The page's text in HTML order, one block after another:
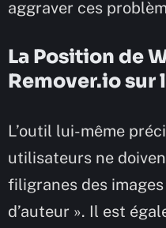
aggraver ces
La Position de
Remover.io sur
L’outil lui-même
utilisateurs ne
filigranes des
d’auteur ». Il est